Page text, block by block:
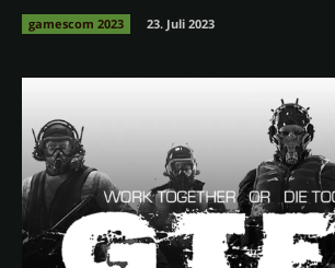
gamescom 2023 23. Juli 2023